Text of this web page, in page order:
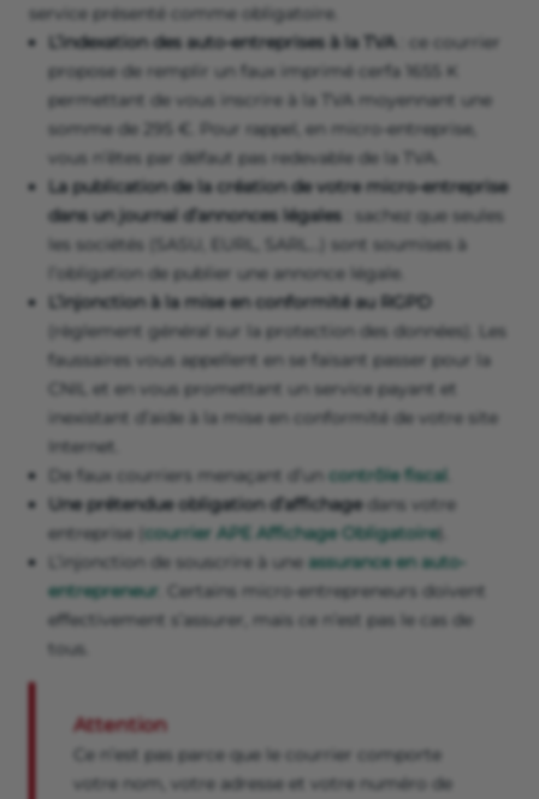
service présenté comme obligatoire.
L’indexation des auto-entreprises à la TVA
: ce courrier
propose de remplir un faux imprimé cerfa 1655 K
permettant de vous inscrire à la TVA moyennant une
somme de 295 €. Pour rappel, en micro-entreprise,
vous n’êtes par défaut pas redevable de la TVA.
La publication de la création de votre micro-entreprise
dans un journal d’annonces légales : sachez que seules
les sociétés (SASU, EURL, SARL…) sont soumises à
l’obligation de publier une annonce légale.
L’injonction à la mise en conformité au RGPD
(règlement général sur la protection des données). Les
faussaires vous appellent en se faisant passer pour la
CNIL et en vous promettant un service payant et
inexistant d’aide à la mise en conformité de votre site
Internet.
De faux courriers menaçant d’un contrôle fiscal
Une prétendue obligation d’affichagedans votre
entreprise (courrier APE Affichage Obligatoire).
L’injonction de souscrire à une assurance en auto-
entrepreneur . Certains micro-entrepreneurs doivent
effectivement s’assurer, mais ce n’est pas le cas de
tous.
Attention
Ce n’est pas parce que le courrier comporte
votre nom, votre adresse et votre numéro de